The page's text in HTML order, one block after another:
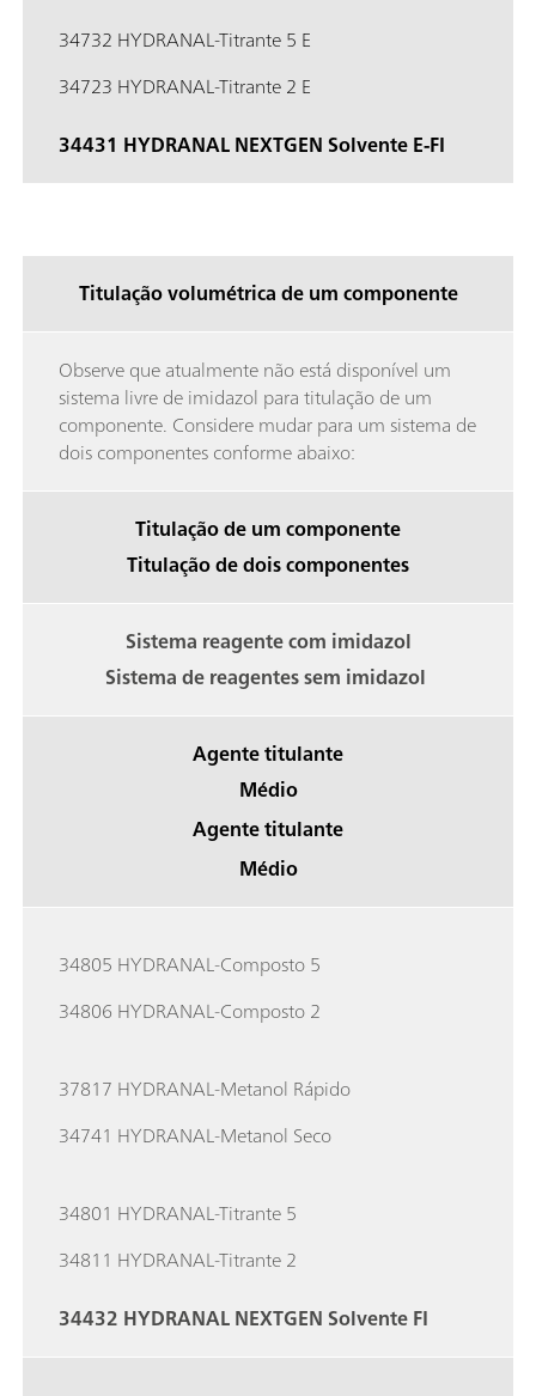
34732 HYDRANAL-Titrante 5 E
34723 HYDRANAL-Titrante 2 E
34431 HYDRANAL NEXTGEN Solvente E-FI
Titulação volumétrica de um componente
Observe que atualmente não está disponível um
sistema livre de imidazol para titulação de um
componente. Considere mudar para um sistema de
dois componentes conforme abaixo:
Titulação de um componente
Titulação de dois componentes
Sistema reagente com imidazol
Sistema de reagentes sem imidazol
Agente titulante
Médio
Agente titulante
Médio
34805 HYDRANAL-Composto 5
34806 HYDRANAL-Composto 2
37817 HYDRANAL-Metanol Rápido
34741 HYDRANAL-Metanol Seco
34801 HYDRANAL-Titrante 5
34811 HYDRANAL-Titrante 2
34432 HYDRANAL NEXTGEN Solvente FI